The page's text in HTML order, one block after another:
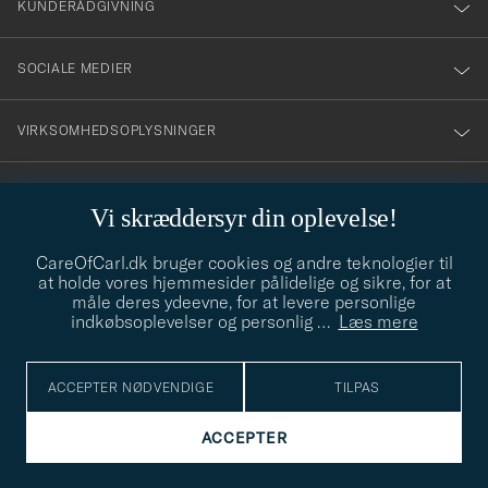
Vi skræddersyr din oplevelse!
CareOfCarl.dk bruger cookies og andre teknologier til
at holde vores hjemmesider pålidelige og sikre, for at
måle deres ydeevne, for at levere personlige
indkøbsoplevelser og personlig … Læs mere
ACCEPTER NØDVENDIGE TILPAS
ACCEPTER
KUNDERÅDGIVNING
SOCIALE MEDIER
VIRKSOMHEDSOPLYSNINGER
info@careofcarl.dk
Behøver du hjælp til at finde din stil? Lad os hjælpe dig, vi hjælper
gerne til!
STILRÅD